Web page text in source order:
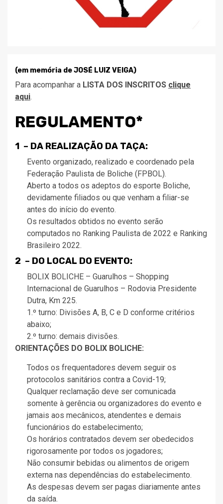
(em memória de JOSÉ LUIZ VEIGA)
Para acompanhar a LISTA DOS INSCRITOS clique
aqui.
REGULAMENTO*
1 – DA REALIZAÇÃO DA TAÇA:
Evento organizado, realizado e coordenado pela
Federação Paulista de Boliche (FPBOL).
Aberto a todos os adeptos do esporte Boliche,
devidamente filiados ou que venham a filiar-se
antes do início do evento.
Os resultados obtidos no evento serão
computados no Ranking Paulista de 2022 e Ranking
Brasileiro 2022.
2 – DO LOCAL DO EVENTO:
BOLIX BOLICHE – Guarulhos – Shopping
Internacional de Guarulhos – Rodovia Presidente
Dutra, Km 225.
1.º turno: Divisões A, B, C e D conforme critérios
abaixo;
2.º turno: demais divisões.
ORIENTAÇÕES DO BOLIX BOLICHE:
Todos os frequentadores devem seguir os
protocolos sanitários contra a Covid-19;
Qualquer reclamação deve ser comunicada
somente à gerência ou organizadores do evento e
jamais aos mecânicos, atendentes e demais
funcionários do estabelecimento;
Os horários contratados devem ser obedecidos
rigorosamente por todos os jogadores;
Não consumir bebidas ou alimentos de origem
externa nas dependências do estabelecimento.
As despesas devem ser pagas diariamente antes
da saída.